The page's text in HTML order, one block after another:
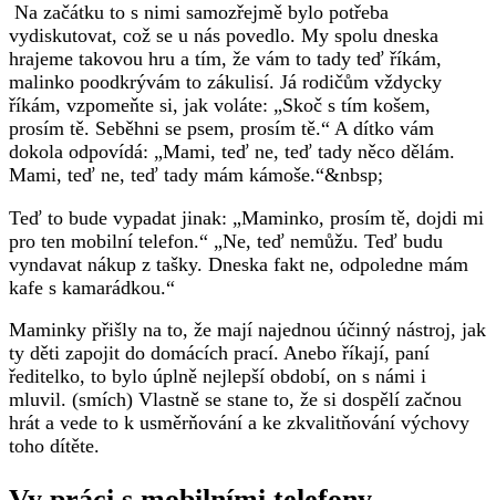
‍ Na začátku to s nimi samozřejmě bylo potřeba
vydiskutovat, což se u nás povedlo. My spolu dneska
hrajeme takovou hru a tím, že vám to tady teď říkám,
malinko poodkrývám to zákulisí. Já rodičům vždycky
říkám, vzpomeňte si, jak voláte: „Skoč s tím košem,
prosím tě. Seběhni se psem, prosím tě.“ A dítko vám
dokola odpovídá: „Mami, teď ne, teď tady něco dělám.
Mami, teď ne, teď tady mám kámoše.“&nbsp;
Teď to bude vypadat jinak: „Maminko, prosím tě, dojdi mi
pro ten mobilní telefon.“ „Ne, teď nemůžu. Teď budu
vyndavat nákup z tašky. Dneska fakt ne, odpoledne mám
kafe s kamarádkou.“
Maminky přišly na to, že mají najednou účinný nástroj, jak
ty děti zapojit do domácích prací. Anebo říkají, paní
ředitelko, to bylo úplně nejlepší období, on s námi i
mluvil. (smích) Vlastně se stane to, že si dospělí začnou
hrát a vede to k usměrňování a ke zkvalitňování výchovy
toho dítěte.